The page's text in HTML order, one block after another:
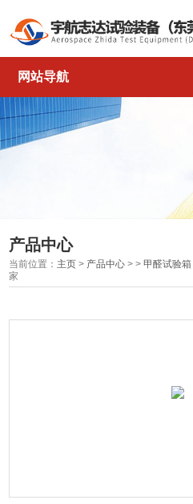
网站导航
产品中心
当前位置： 主页 > 产品中心 > >甲醛试验箱
家